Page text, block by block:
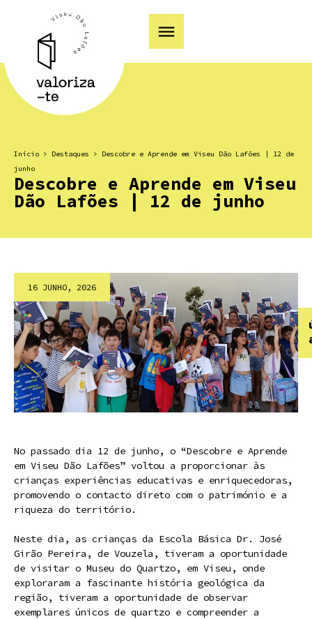
Início > Destaques > Descobre e Aprende em Viseu Dão Lafões | 12 de
junho
Descobre e Aprende em Viseu
Dão Lafões | 12 de junho
16 JUNHO, 2026
No passado dia 12 de junho, o “Descobre e Aprende
em Viseu Dão Lafões” voltou a proporcionar às
crianças experiências educativas e enriquecedoras,
promovendo o contacto direto com o património e a
riqueza do território.
Neste dia, as crianças da Escola Básica Dr. José
Girão Pereira, de Vouzela, tiveram a oportunidade
de visitar o Museu do Quartzo, em Viseu, onde
exploraram a fascinante história geológica da
região, tiveram a oportunidade de observar
exemplares únicos de quartzo e compreender a